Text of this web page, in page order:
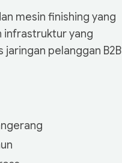
mesin finishing yang
infrastruktur yang
pelanggan B2B